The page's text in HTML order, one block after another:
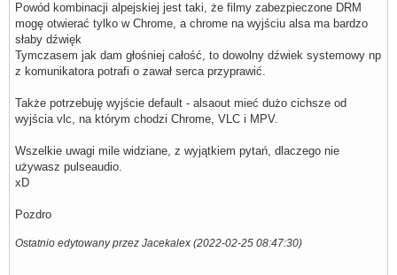
Powód kombinacji alpejskiej jest taki, że filmy zabezpieczone DRM
mogę otwierać tylko w Chrome, a chrome na wyjściu alsa ma bardzo
słaby dźwięk
Tymczasem jak dam głośniej całość, to dowolny dźwiek systemowy np
z komunikatora potrafi o zawał serca przyprawić.
Także potrzebuję wyjście default - alsaout mieć dużo cichsze od
wyjścia vlc, na którym chodzi Chrome, VLC i MPV.
Wszelkie uwagi mile widziane, z wyjątkiem pytań, dlaczego nie
używasz pulseaudio.
xD
Pozdro
Ostatnio edytowany przez Jacekalex (2022-02-25 08:47:30)